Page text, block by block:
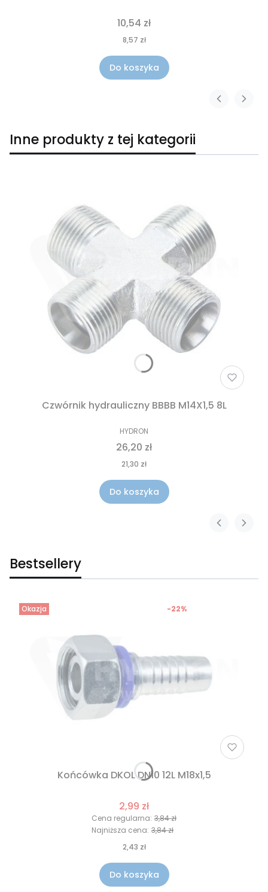
10,54 zł
8,57 zł
Do koszyka
Inne produkty z tej kategorii
Czwórnik hydrauliczny BBBB M14X1,5 8L
HYDRON
26,20 zł
21,30 zł
Do koszyka
Bestsellery
Okazja
Końcówka DKOL DN10 12L M18x1,5
2,99 zł
Cena regularna: 3,84 zł
-22%
Najniższa cena: 3,84 zł
2,43 zł
Do koszyka